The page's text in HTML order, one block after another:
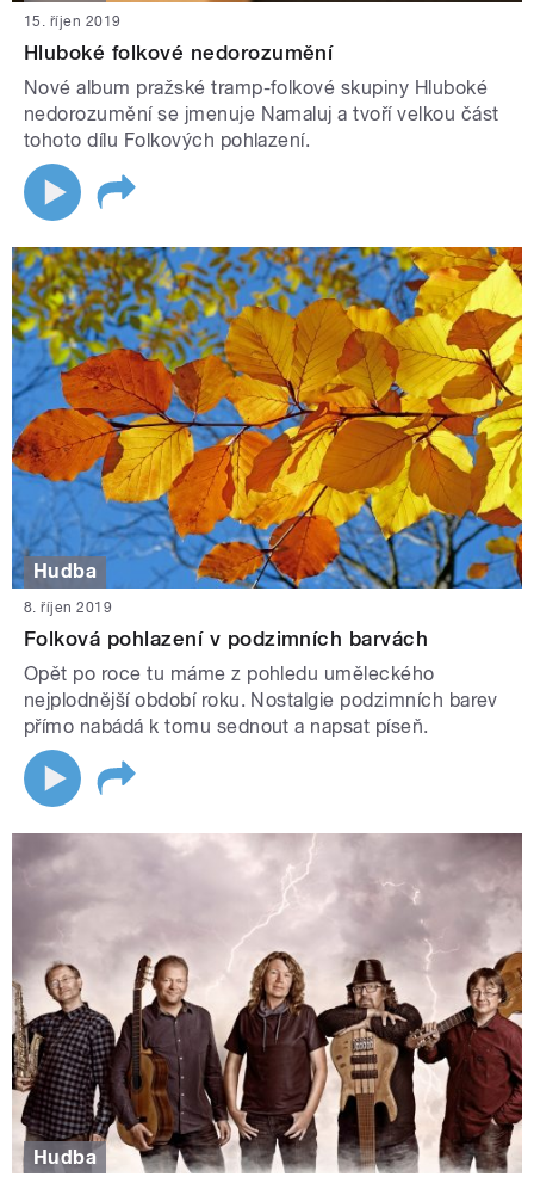
15. říjen 2019
Hluboké folkové nedorozumění
Nové album pražské tramp-folkové skupiny Hluboké
nedorozumění se jmenuje Namaluj a tvoří velkou část
tohoto dílu Folkových pohlazení.
Hudba
8. říjen 2019
Folková pohlazení v podzimních barvách
Opět po roce tu máme z pohledu uměleckého
nejplodnější období roku. Nostalgie podzimních barev
přímo nabádá k tomu sednout a napsat píseň.
Hudba